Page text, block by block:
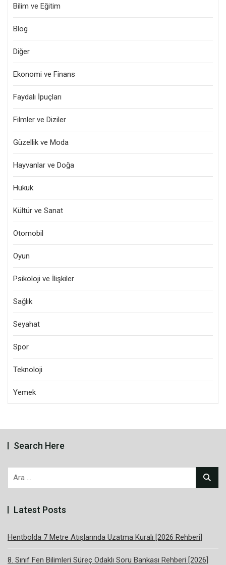
Bilim ve Eğitim
Blog
Diğer
Ekonomi ve Finans
Faydalı İpuçları
Filmler ve Diziler
Güzellik ve Moda
Hayvanlar ve Doğa
Hukuk
Kültür ve Sanat
Otomobil
Oyun
Psikoloji ve İlişkiler
Sağlık
Seyahat
Spor
Teknoloji
Yemek
Search Here
Arama:
Latest Posts
Hentbolda 7 Metre Atışlarında Uzatma Kuralı [2026 Rehberi]
8. Sınıf Fen Bilimleri Süreç Odaklı Soru Bankası Rehberi [2026]